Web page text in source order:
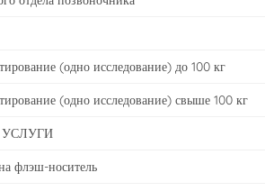
(одно исследование) до 100 кг
(одно исследование) свыше 100 кг
флэш-носитель